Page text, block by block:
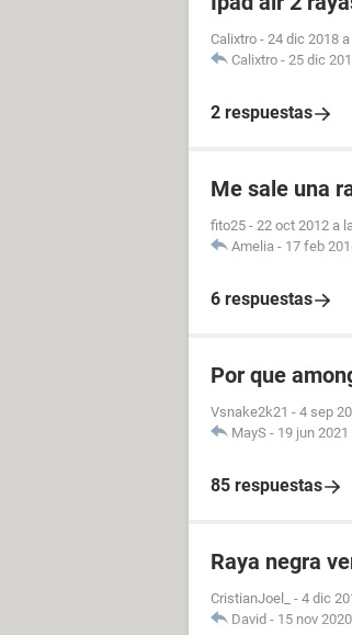
Calixtro - 24 dic 2018
Calixtro - 25 dic
2 respuestas
Me sale una
fito25 - 22 oct 2012 a
Amelia - 17 feb
6 respuestas
Por que
Vsnake2k21 - 4 sep
MayS - 19 jun
85 respuestas
Raya negra
CristianJoel_ - 4 dic
David - 15 nov